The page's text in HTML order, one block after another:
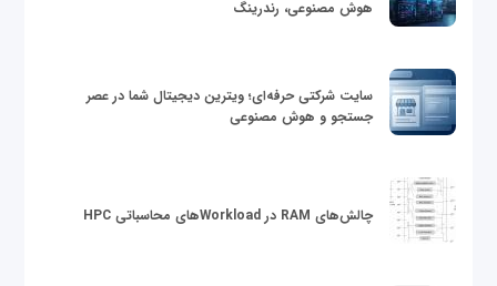
هوش مصنوعی، رندرینگ
سایت شرکتی حرفه‌ای؛ ویترین دیجیتال شما در عصر
جستجو و هوش مصنوعی
چالش‌های RAM در Workloadهای محاسباتی HPC